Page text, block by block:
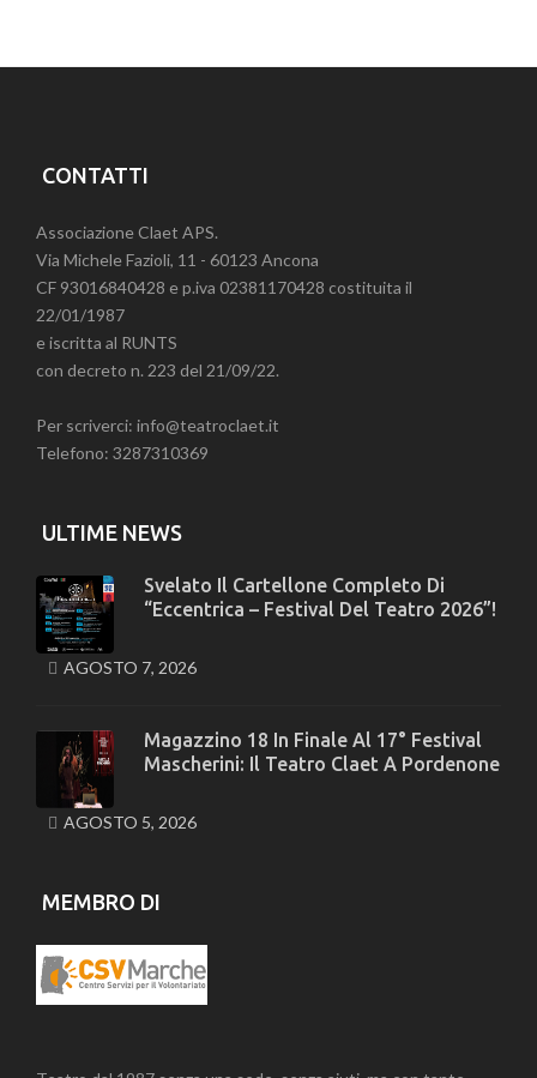
CONTATTI
Associazione Claet APS.
Via Michele Fazioli, 11 - 60123 Ancona
CF 93016840428 e p.iva 02381170428 costituita il
22/01/1987
e iscritta al RUNTS
con decreto n. 223 del 21/09/22.
Per scriverci: info@teatroclaet.it
Telefono: 3287310369
ULTIME NEWS
Svelato Il Cartellone Completo Di
“Eccentrica – Festival Del Teatro 2026”!
AGOSTO 7, 2026
Magazzino 18 In Finale Al 17° Festival
Mascherini: Il Teatro Claet A Pordenone
AGOSTO 5, 2026
MEMBRO DI